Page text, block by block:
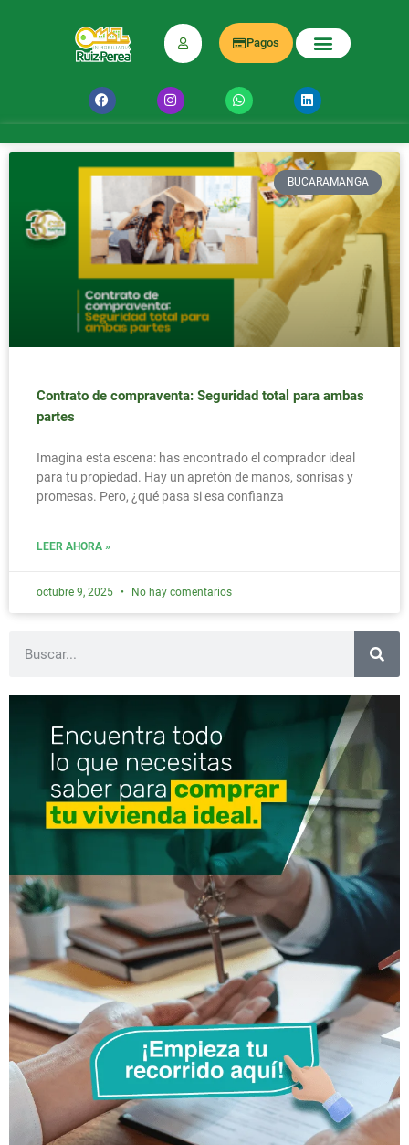
Pagos
BUCARAMANGA
Contrato de compraventa: Seguridad total para ambas
partes
Imagina esta escena: has encontrado el comprador ideal
para tu propiedad. Hay un apretón de manos, sonrisas y
promesas. Pero, ¿qué pasa si esa confianza
LEER AHORA »
octubre 9, 2025 No hay comentarios